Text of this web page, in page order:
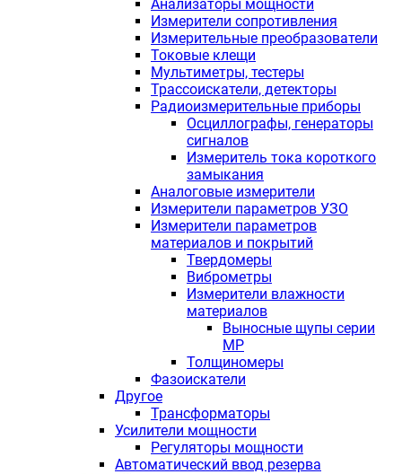
Анализаторы мощности
Измерители сопротивления
Измерительные преобразователи
Токовые клещи
Мультиметры, тестеры
Трассоискатели, детекторы
Радиоизмерительные приборы
Осциллографы, генераторы
сигналов
Измеритель тока короткого
замыкания
Аналоговые измерители
Измерители параметров УЗО
Измерители параметров
материалов и покрытий
Твердомеры
Виброметры
Измерители влажности
материалов
Выносные щупы серии
МР
Толщиномеры
Фазоискатели
Другое
Трансформаторы
Усилители мощности
Регуляторы мощности
Автоматический ввод резерва